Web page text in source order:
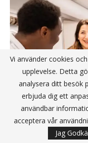
Ny
Vi använder cookies
upplevelse. Detta
analysera ditt besök
erbjuda dig ett
användbar
acceptera vår
Jag